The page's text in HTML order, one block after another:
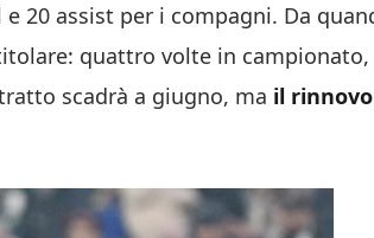
20 assist per i compagni. Da
quattro volte in campionato,
scadrà a giugno, ma il rinnovo